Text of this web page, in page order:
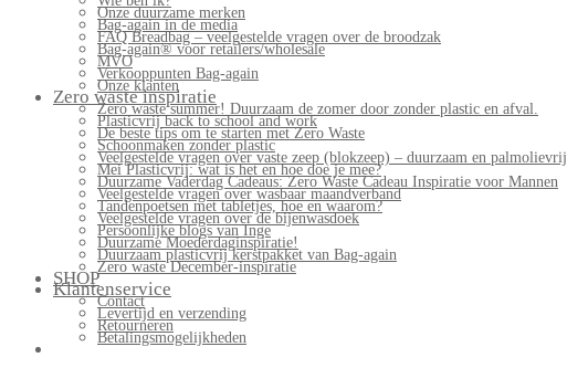
Onze duurzame merken
Bag-again in de media
FAQ Breadbag – veelgestelde vragen over de broodzak
Bag-again® voor retailers/wholesale
MVO
Verkooppunten Bag-again
Onze klanten
Zero waste inspiratie
Zero waste summer! Duurzaam de zomer door zonder plastic en afval.
Plasticvrij back to school and work
De beste tips om te starten met Zero Waste
Schoonmaken zonder plastic
Veelgestelde vragen over vaste zeep (blokzeep) – duurzaam en palmolievrij
Mei Plasticvrij: wat is het en hoe doe je mee?
Duurzame Vaderdag Cadeaus: Zero Waste Cadeau Inspiratie voor Mannen
Veelgestelde vragen over wasbaar maandverband
Tandenpoetsen met tabletjes, hoe en waarom?
Veelgestelde vragen over de bijenwasdoek
Persoonlijke blogs van Inge
Duurzame Moederdaginspiratie!
Duurzaam plasticvrij kerstpakket van Bag-again
Zero waste December-inspiratie
SHOP
Klantenservice
Contact
Levertijd en verzending
Retourneren
Betalingsmogelijkheden